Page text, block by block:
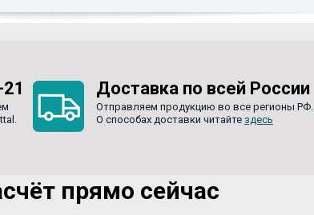
Доставка по всей России
Отправляем продукцию во все регионы РФ.
О способах доставки читайте здесь
прямо сейчас